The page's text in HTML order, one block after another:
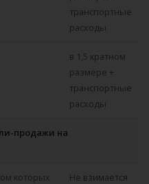
транспортные
расходы
в 1,5 кратном
размере +
транспортные
расходы
продажи на
которых
Не взимается